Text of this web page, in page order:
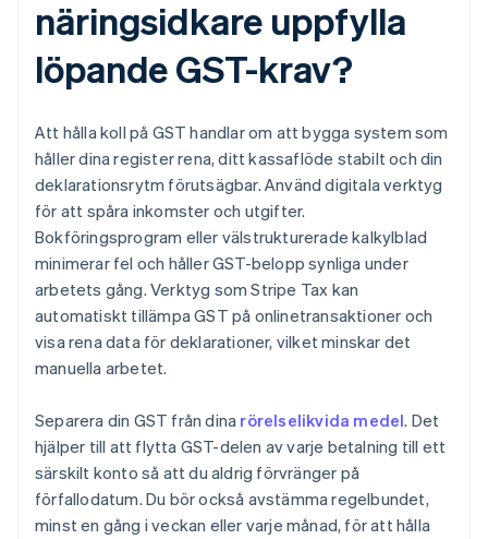
näringsidkare uppfylla
löpande GST-krav?
Att hålla koll på GST handlar om att bygga system som
håller dina register rena, ditt kassaflöde stabilt och din
deklarationsrytm förutsägbar. Använd digitala verktyg
för att spåra inkomster och utgifter.
Bokföringsprogram eller välstrukturerade kalkylblad
minimerar fel och håller GST-belopp synliga under
arbetets gång. Verktyg som Stripe Tax kan
automatiskt tillämpa GST på onlinetransaktioner och
visa rena data för deklarationer, vilket minskar det
manuella arbetet.
Separera din GST från dina rörelselikvida medel. Det
hjälper till att flytta GST-delen av varje betalning till ett
särskilt konto så att du aldrig förvränger på
förfallodatum. Du bör också avstämma regelbundet,
minst en gång i veckan eller varje månad, för att hålla